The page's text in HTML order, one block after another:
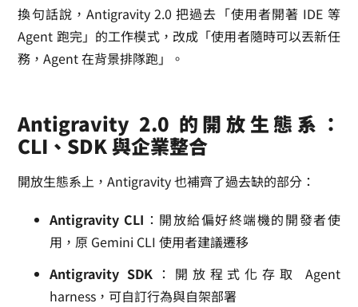
換句話說，Antigravity 2.0 把過去「使用者開著 IDE 等
Agent 跑完」的工作模式，改成「使用者隨時可以丟新任
務，Agent 在背景排隊跑」。
Antigravity 2.0 的開放生態系：
CLI、SDK 與企業整合
開放生態系上，Antigravity 也補齊了過去缺的部分：
Antigravity CLI ：開放給偏好終端機的開發者使
用，原 Gemini CLI 使用者建議遷移
Antigravity SDK ：開放程式化存取 Agent
harness，可自訂行為與自架部署